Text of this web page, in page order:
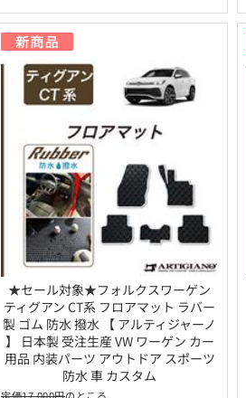
★セール対象★フォルクスワーゲン
ティグアン CT系 フロアマット ラバー
製 ゴム 防水 撥水 【 アルティジャーノ
】 日本製 受注生産 VW ワーゲン カー
用品 内装パーツ アウトドア スポーツ
防水 車 カスタム